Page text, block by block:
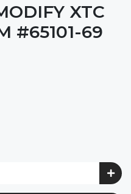
XTC
#65101-69